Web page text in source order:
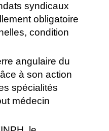
syndicaux
obligatoire
condition
angulaire du
à son action
spécialités
médecin